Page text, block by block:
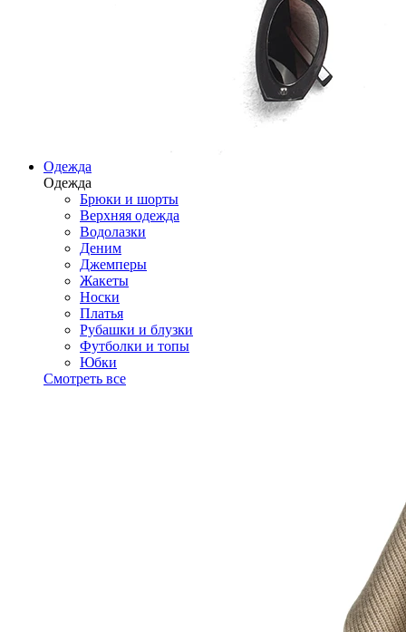
Одежда
Одежда
Брюки и шорты
Верхняя одежда
Водолазки
Деним
Джемперы
Жакеты
Носки
Платья
Рубашки и блузки
Футболки и топы
Юбки
Смотреть все